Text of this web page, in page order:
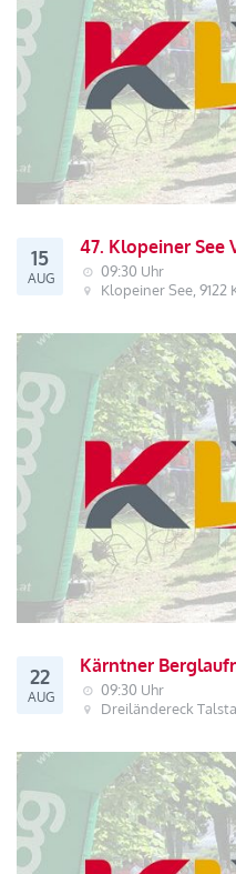
15
AUG
47. Klopeiner See
09:30 Uhr
Klopeiner See,
22
AUG
Kärntner
09:30 Uhr
Dreiländereck